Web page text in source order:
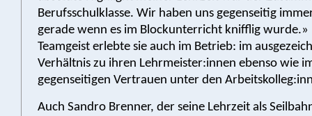
Berufsschulklasse. Wir haben uns gegenseitig
gerade wenn es im Blockunterricht knifflig wurde.»
Teamgeist erlebte sie auch im Betrieb: im
Verhältnis zu ihren Lehrmeister:innen ebenso wie
gegenseitigen Vertrauen unter den
Auch Sandro Brenner, der seine Lehrzeit als